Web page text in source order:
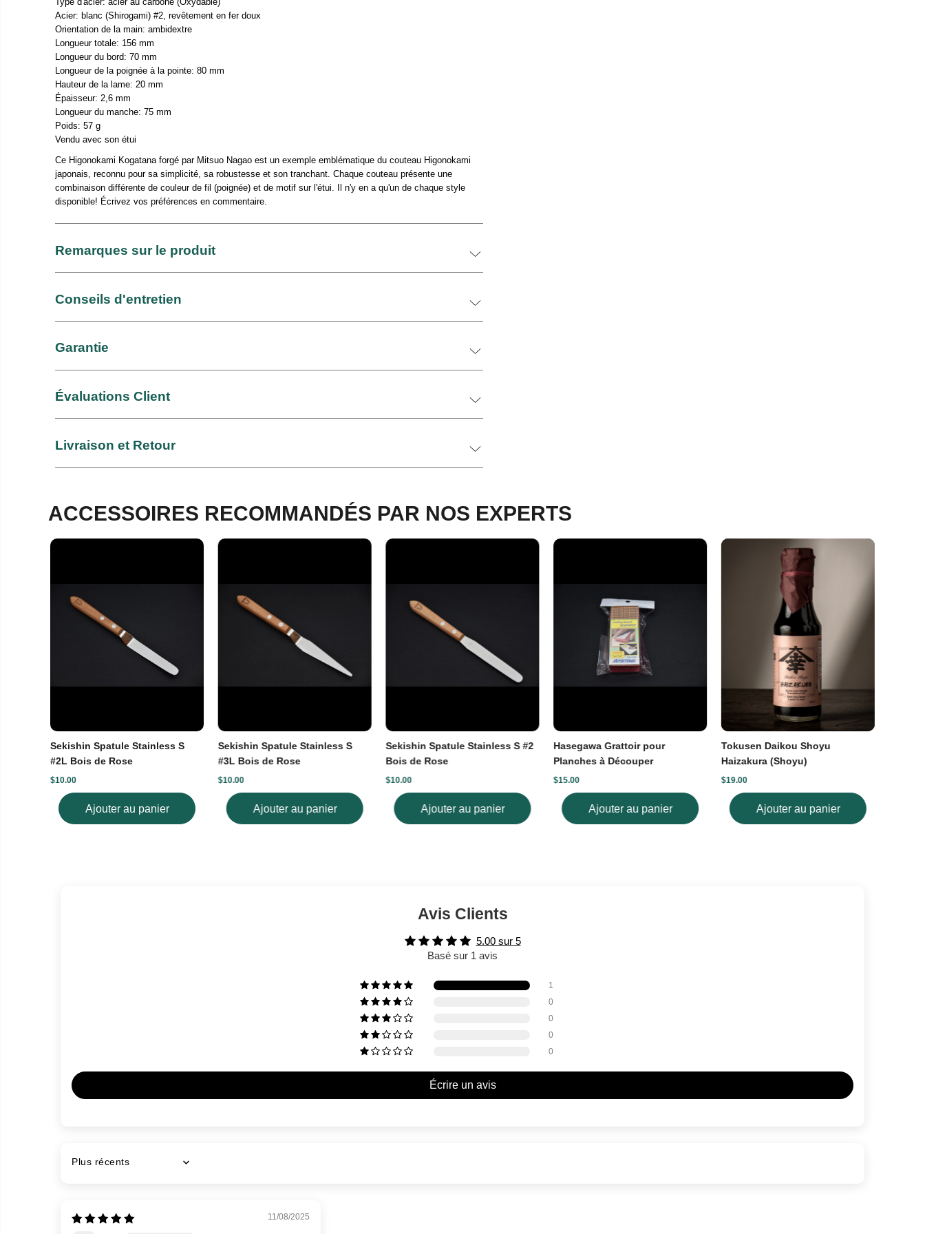
Acier: blanc (Shirogami) #2, revêtement en fer doux
Orientation de la main: ambidextre
Longueur totale: 156 mm
Longueur du bord: 70 mm
Longueur de la poignée à la pointe: 80 mm
Hauteur de la lame: 20 mm
Épaisseur: 2,6 mm
Longueur du manche: 75 mm
Poids: 57 g
Vendu avec son étui
Ce Higonokami Kogatana forgé par Mitsuo Nagao est un exemple emblématique du couteau Higonokami
japonais, reconnu pour sa simplicité, sa robustesse et son tranchant. Chaque couteau présente une
combinaison différente de couleur de fil (poignée) et de motif sur l'étui. Il n'y en a qu'un de chaque style
disponible! Écrivez vos préférences en commentaire.
Remarques sur le produit
Conseils d'entretien
Garantie
Évaluations Client
Livraison et Retour
ACCESSOIRES RECOMMANDÉS PAR NOS EXPERTS
Sekishin Spatule Stainless S
#2L Bois de Rose
$10.00
Ajouter au panier
Sekishin Spatule Stainless S
#3L Bois de Rose
$10.00
Ajouter au panier
Sekishin Spatule Stainless S #2
Bois de Rose
$10.00
Ajouter au panier
Hasegawa Grattoir pour
Planches à Découper
$15.00
Ajouter au panier
Tokusen Daikou Shoyu
Haizakura (Shoyu)
$19.00
Ajouter au panier
Avis Clients
5.00 sur 5
Basé sur 1 avis
1
0
0
0
0
Écrire un avis
Sort by
11/08/2025